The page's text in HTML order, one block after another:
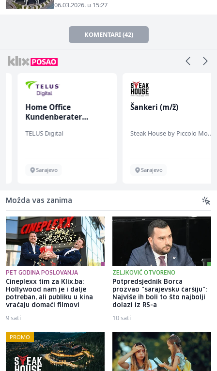
06.03.2026. u 15:27
KOMENTARI (42)
Home Office
Kundenberater
renommiertes
TELUS Digital
Sarajevo
Šankeri (m/ž)
Steak House by Piccolo Mondo
Sarajevo
Možda vas zanima
PET GODINA POSLOVANJA
Cineplexx tim za Klix.ba:
Hollywood nam je i dalje
potreban, ali publiku u kina
vraćaju domaći filmovi
9 sati
ZELJKOVIĆ OTVORENO
Potpredsjednik Borca
prozvao "sarajevsku čaršiju":
Najviše ih boli to što najbolji
dolazi iz RS-a
10 sati
PROMO